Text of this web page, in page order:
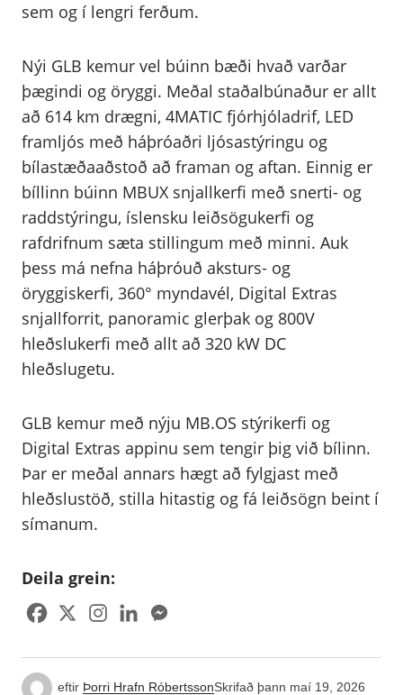
sem og í lengri ferðum.
Nýi GLB kemur vel búinn bæði hvað varðar
þægindi og öryggi. Meðal staðalbúnaður er allt
að 614 km drægni, 4MATIC fjórhjóladrif, LED
framljós með háþróaðri ljósastýringu og
bílastæðaaðstoð að framan og aftan. Einnig er
bíllinn búinn MBUX snjallkerfi með snerti- og
raddstýringu, íslensku leiðsögukerfi og
rafdrifnum sæta stillingum með minni. Auk
þess má nefna háþróuð aksturs- og
öryggiskerfi, 360° myndavél, Digital Extras
snjallforrit, panoramic glerþak og 800V
hleðslukerfi með allt að 320 kW DC
hleðslugetu.
GLB kemur með nýju MB.OS stýrikerfi og
Digital Extras appinu sem tengir þig við bílinn.
Þar er meðal annars hægt að fylgjast með
hleðslustöð, stilla hitastig og fá leiðsögn beint í
símanum.
Deila grein:
eftir Þorri Hrafn RóbertssonSkrifað þann maí 19, 2026